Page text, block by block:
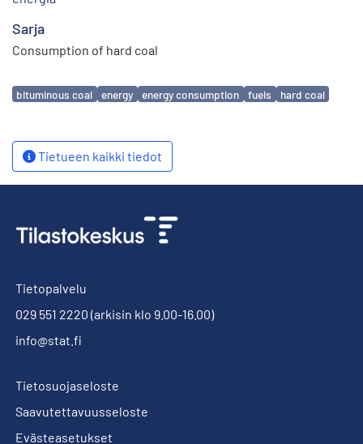
Sarja
Consumption of hard coal
Avainsanat
bituminous coal energy energy consumption fuels hard coal
Tietueen kaikki tiedot
Tietopalvelu
029 551 2220 (arkisin klo 9.00-16.00)
info@stat.fi
Tietosuojaseloste
Saavutettavuusseloste
Evästeasetukset